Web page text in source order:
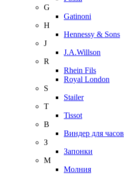
G
Gatinoni
H
Hennessy & Sons
J
J.A.Willson
R
Rhein Fils
Royal London
S
Stailer
T
Tissot
В
Виндер для часов
З
Запонки
М
Молния